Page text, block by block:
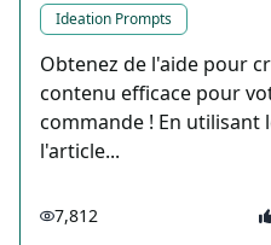
Ideation Prompts
Obtenez de l'aide pour
contenu efficace pour
commande ! En utilisant
l'article...
7,812